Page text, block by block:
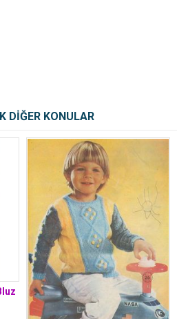
DİĞER KONULAR